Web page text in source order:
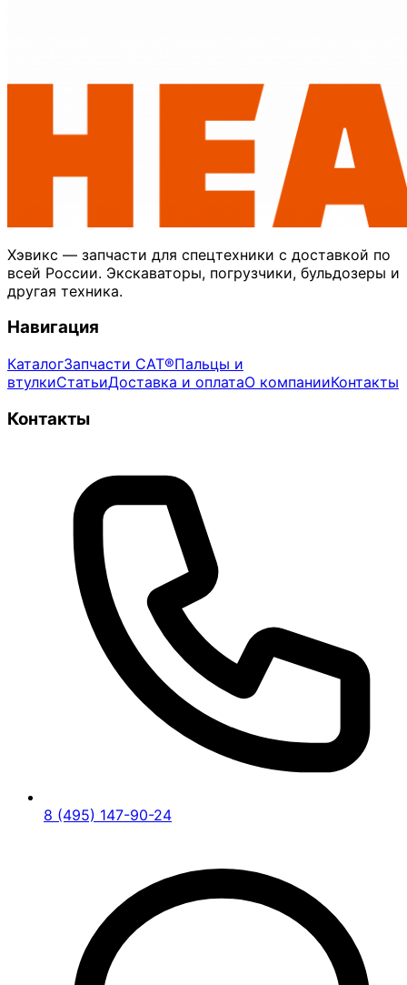
Хэвикс — запчасти для спецтехники с доставкой по
всей России. Экскаваторы, погрузчики, бульдозеры и
другая техника.
Навигация
КаталогЗапчасти CAT®Пальцы и
втулкиСтатьиДоставка и оплатаО компанииКонтакты
Контакты
8 (495) 147-90-24